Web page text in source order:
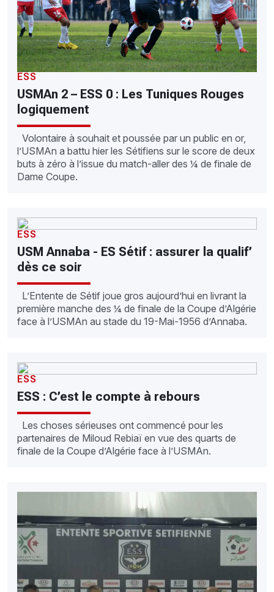
ESS
USMAn 2 – ESS 0 : Les Tuniques Rouges
logiquement
Volontaire à souhait et poussée par un public en or,
l’USMAn a battu hier les Sétifiens sur le score de deux
buts à zéro à l’issue du match-aller des ¼ de finale de
Dame Coupe.
ESS
USM Annaba - ES Sétif : assurer la qualif’
dès ce soir
L’Entente de Sétif joue gros aujourd’hui en livrant la
première manche des ¼ de finale de la Coupe d’Algérie
face à l’USMAn au stade du 19-Mai-1956 d’Annaba.
ESS
ESS : C’est le compte à rebours
Les choses sérieuses ont commencé pour les
partenaires de Miloud Rebiaï en vue des quarts de
finale de la Coupe d’Algérie face à l’USMAn.